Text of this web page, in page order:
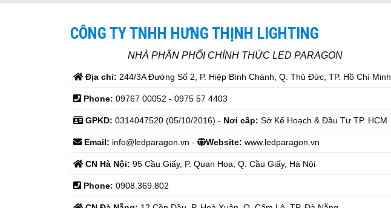
CÔNG TY TNHH HƯNG THỊNH LIGHTING
NHÀ PHÂN PHỐI CHÍNH THỨC LED PARAGON
Địa chỉ: 244/3A Đường Số 2, P. Hiệp Bình Chánh, Q. Thủ Đức, TP. Hồ Chí Minh
Phone: 09767 00052 - 0975 57 4403
GPKD: 0314047520 (05/10/2016) - Nơi cấp: Sở Kế Hoạch & Đầu Tư TP. HCM
Email: info@ledparagon.vn - Website: www.ledparagon.vn
CN Hà Nội: 95 Cầu Giấy, P. Quan Hoa, Q. Cầu Giấy, Hà Nội
Phone: 0908.369.802